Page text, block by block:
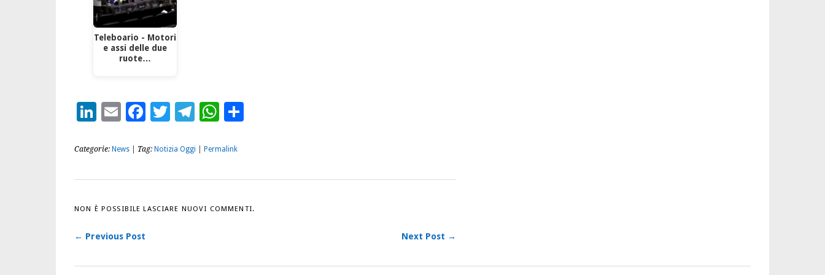
Teleboario - Motori
e assi delle due
ruote…
LinkedIn
EmailFacebook
Twitter
Telegram
WhatsApp
Categorie: News | Tag: Notizia Oggi Permalink
NON È POSSIBILE LASCIARE NUOVI COMMENTI.
← Previous Post Next Post →